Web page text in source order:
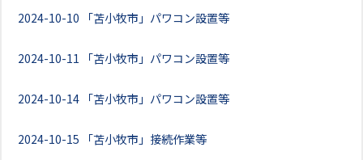
2024-10-10 「苫小牧市」パワコン設置等
2024-10-11 「苫小牧市」パワコン設置等
2024-10-14 「苫小牧市」パワコン設置等
2024-10-15 「苫小牧市」接続作業等